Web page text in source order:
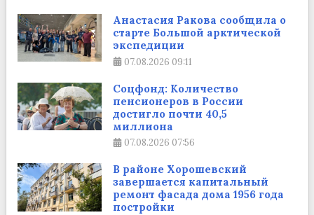
Анастасия Ракова сообщила о
старте Большой арктической
экспедиции
07.08.2026 09:11
Соцфонд: Количество
пенсионеров в России
достигло почти 40,5
миллиона
07.08.2026 07:56
В районе Хорошевский
завершается капитальный
ремонт фасада дома 1956 года
постройки